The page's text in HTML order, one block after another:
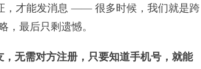
才能发消息 —— 很多时候，我们就是跨
，最后只剩遗憾。
，无需对方注册，只要知道手机号，就能